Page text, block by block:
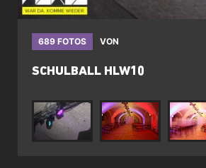
689 FOTOS VON
SCHULBALL HLW10